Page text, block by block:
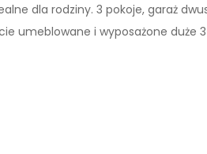
dla rodziny. 3 pokoje, garaż
umeblowane i wyposażone duże